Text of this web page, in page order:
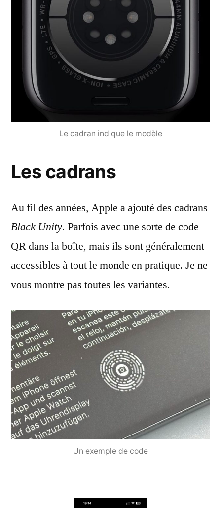
Le cadran indique le modèle
Les cadrans
Au fil des années, Apple a ajouté des cadrans
Black Unity. Parfois avec une sorte de code
QR dans la boîte, mais ils sont généralement
accessibles à tout le monde en pratique. Je ne
vous montre pas toutes les variantes.
Un exemple de code